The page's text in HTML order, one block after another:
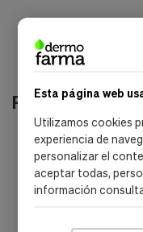
Esta página web
Utilizamos cookies
experiencia de
personalizar el
aceptar todas,
información
Productos
-20%